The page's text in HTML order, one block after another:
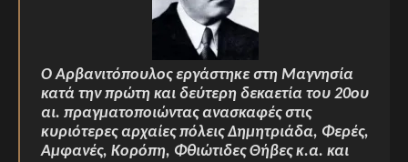
Ο Αρβανιτόπουλος εργάστηκε στη Μαγνησία
κατά την πρώτη και δεύτερη δεκαετία του 20ου
αι. πραγματοποιώντας ανασκαφές στις
κυριότερες αρχαίες πόλεις Δημητριάδα, Φερές,
Αμφανές, Κορόπη, Φθιώτιδες Θήβες κ.α. και